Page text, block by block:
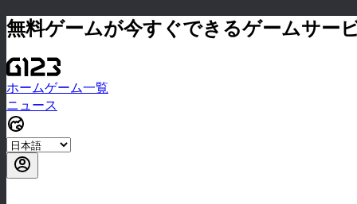
無料ゲームが今すぐできるゲームサー
ホームゲーム一覧
ニュース